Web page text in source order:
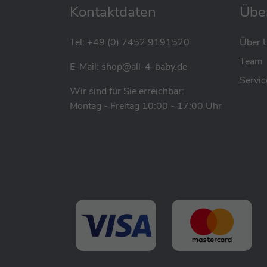
im Sommer und bietet im Winter
Schatzes zuverlässig vor schädlicher UV-
Ich fördere eine gesunde Körperhaltung
Entwicklung des Kindes von Anfang an
Leichtgewicht und somit
Das Anschnallen erfolgt schnell und
Zudem sind meine hochwertigen,
Kontaktdaten
Tel: +49 (0) 7452 9191520
E-Mail: shop@all-4-baby.de
Wir sind für Sie erreichbar:
Montag - Freitag 10:00 - 17:00 Uhr
Über
Team